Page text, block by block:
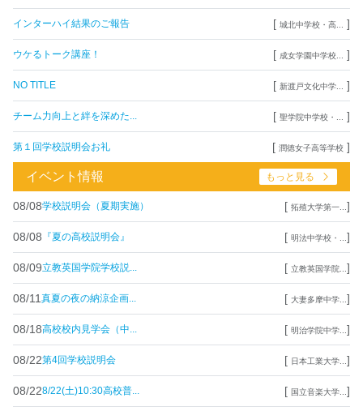
インターハイ結果のご報告 [ 城北中学校・高... ]
ウケるトーク講座！ [ 成女学園中学校... ]
NO TITLE [ 新渡戸文化中学... ]
チーム力向上と絆を深めた... [ 聖学院中学校・... ]
第１回学校説明会お礼 [ 潤徳女子高等学校 ]
イベント情報 もっと見る
08/08学校説明会（夏期実施） [ 拓殖大学第一... ]
08/08 『夏の高校説明会』 [ 明法中学校・... ]
08/09立教英国学院学校説... [ 立教英国学院... ]
08/11 真夏の夜の納涼企画... [ 大妻多摩中学... ]
08/18高校校内見学会（中... [ 明治学院中学... ]
08/22第4回学校説明会 [ 日本工業大学... ]
08/228/22(土)10:30高校普... [ 国立音楽大学... ]